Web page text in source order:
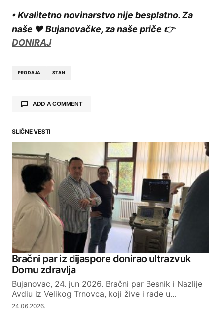
• Kvalitetno novinarstvo nije besplatno. Za
naše ❤️ Bujanovačke, za naše priče 👉
DONIRAJ
PRODAJA STAN
ADD A COMMENT
Your email address will not be published.
Required fields are marked*
Comment*
Your Name
SLIČNE VESTI
Bračni par iz dijaspore donirao ultrazvuk
Domu zdravlja
Bujanovac, 24. jun 2026. Bračni par Besnik i Nazlije
Avdiu iz Velikog Trnovca, koji žive i rade u…
24.06.2026.